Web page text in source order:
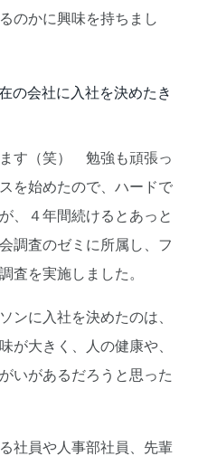
のかに興味を持ちまし
の会社に入社を決めたき
す（笑） 勉強も頑張っ
を始めたので、ハードで
、４年間続けるとあっと
調査のゼミに所属し、フ
査を実施しました。
ンに入社を決めたのは、
が大きく、人の健康や、
いがあるだろうと思った
社員や人事部社員、先輩